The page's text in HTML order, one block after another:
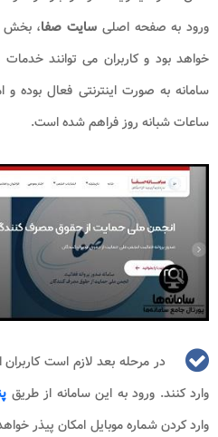
ورود به صفحه اصلی سایت صفا، بخش
خواهد بود و کاربران می توانند خدمات
سامانه به صورت اینترنتی فعال بوده
ساعات شبانه روز فراهم شده است.
در مرحله بعد لازم است
وارد کنند. ورود به این سامانه از طریق
وارد کردن شماره موبایل امکان پیذر